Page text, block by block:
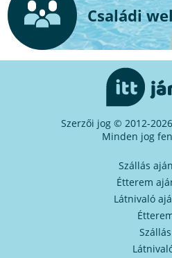
Családi
Szerzői jog © 2012-
Minden jog
Szállás
Étterem
Látnivaló
Szállás